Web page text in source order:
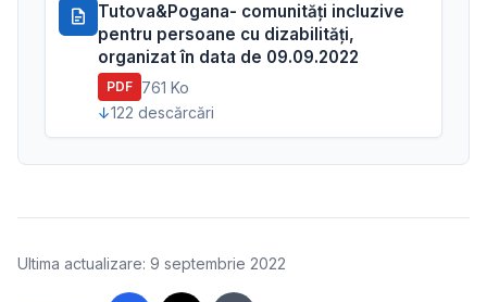
Tutova&Pogana- comunități incluzive
pentru persoane cu dizabilități,
organizat în data de 09.09.2022
PDF 761 Ko
122 descărcări
Ultima actualizare: 9 septembrie 2022